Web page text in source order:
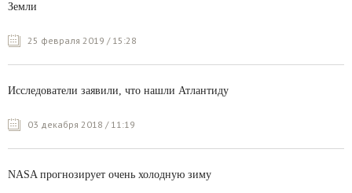
Земли
25 февраля 2019 / 15:28
Исследователи заявили, что нашли Атлантиду
03 декабря 2018 / 11:19
NASA прогнозирует очень холодную зиму